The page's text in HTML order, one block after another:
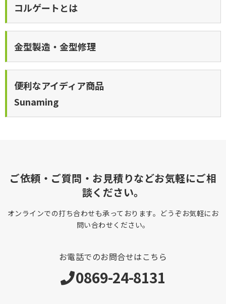
コルゲートとは
金型製造・金型修理
便利なアイディア商品
Sunaming
ご依頼・ご質問・お見積りなどお気軽にご相
談ください。
オンラインでの打ち合わせも承っております。どうぞお気軽にお
問い合わせください。
お電話でのお問合せはこちら
0869-24-8131